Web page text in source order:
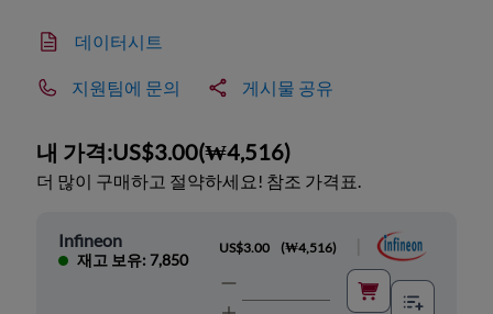
데이터시트
지원팀에 문의 게시물 공유
내 가격:US$3.00(₩4,516)
더 많이 구매하고 절약하세요! 참조 가격표.
Infineon
재고 보유: 7,850
US$3.00 (₩4,516)